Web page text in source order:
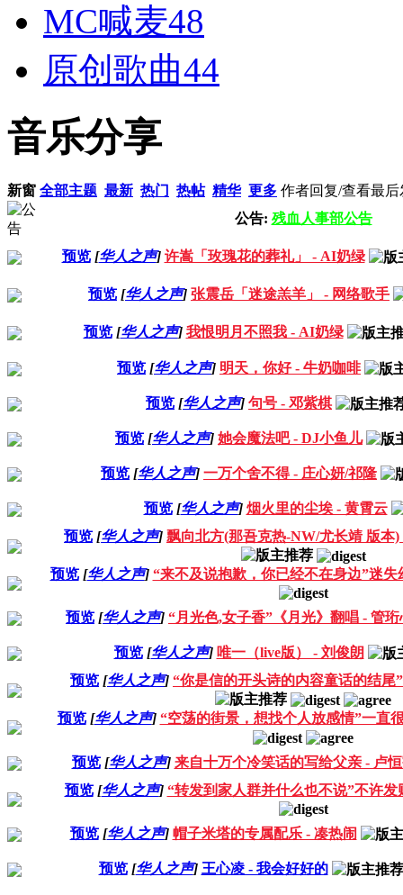
MC喊麦48
原创歌曲44
音乐分享
新窗 全部主题 最新 热门 热帖 精华 更多 作者回复/查看最后
公告: 残血人事部公告
预览 [华人之声] 许嵩「玫瑰花的葬礼」 - AI奶绿
预览 [华人之声] 张震岳「迷途羔羊」 - 网络歌手
预览 [华人之声] 我恨明月不照我 - AI奶绿
预览 [华人之声] 明天，你好 - 牛奶咖啡
预览 [华人之声] 句号 - 邓紫棋
预览 [华人之声] 她会魔法吧 - DJ小鱼儿
预览 [华人之声] 一万个舍不得 - 庄心妍/祁隆
预览 [华人之声] 烟火里的尘埃 - 黄霄云
预览 [华人之声] 飘向北方(那吾克热-NW/尤长靖 版本
预览 [华人之声] “来不及说抱歉，你已经不在身边”迷失
预览 [华人之声] “月光色,女子香”《月光》翻唱 - 管珩
预览 [华人之声] 唯一（live版） - 刘俊朗
预览 [华人之声] “你是信的开头诗的内容童话的结尾
预览 [华人之声] “空荡的街景，想找个人放感情”一直
预览 [华人之声] 来自十万个冷笑话的写给父亲 - 卢
预览 [华人之声] “转发到家人群并什么也不说”不许发
预览 [华人之声] 帽子米塔的专属配乐 - 凑热闹
预览 [华人之声] 王心凌 - 我会好好的